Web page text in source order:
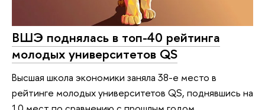
ВШЭ поднялась в топ-40 рейтинга
молодых университетов QS
Высшая школа экономики заняла 38-е место в
рейтинге молодых университетов QS, поднявшись на